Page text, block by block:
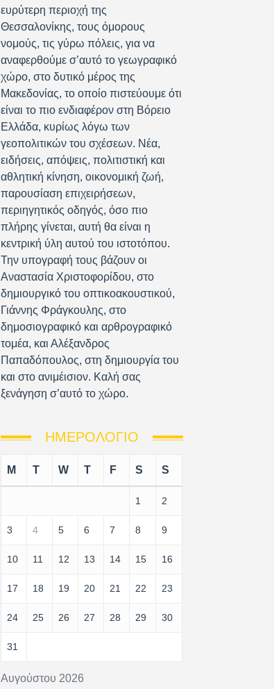
ευρύτερη περιοχή της
Θεσσαλονίκης, τους όμορους
νομούς, τις γύρω πόλεις, για να
αναφερθούμε σ’αυτό το γεωγραφικό
χώρο, στο δυτικό μέρος της
Μακεδονίας, το οποίο πιστεύουμε ότι
είναι το πιο ενδιαφέρον στη Βόρειο
Ελλάδα, κυρίως λόγω των
γεοπολιτικών του σχέσεων. Νέα,
ειδήσεις, απόψεις, πολιτιστική και
αθλητική κίνηση, οικονομική ζωή,
παρουσίαση επιχειρήσεων,
περιηγητικός οδηγός, όσο πιο
πλήρης γίνεται, αυτή θα είναι η
κεντρική ύλη αυτού του ιστοτόπου.
Την υπογραφή τους βάζουν οι
Αναστασία Χριστοφορίδου, στο
δημιουργικό του οπτικοακουστικού,
Γιάννης Φράγκουλης, στο
δημοσιογραφικό και αρθρογραφικό
τομέα, και Αλέξανδρος
Παπαδόπουλος, στη δημιουργία του
και στο ανιμέισιον. Καλή σας
ξενάγηση σ’αυτό το χώρο.
ΗΜΕΡΟΛΌΓΙΟ
Αυγούστου 2026
M T W T F S S
1 2
3 4 5 6 7 8 9
10 11 12 13 14 15 16
17 18 19 20 21 22 23
24 25 26 27 28 29 30
31